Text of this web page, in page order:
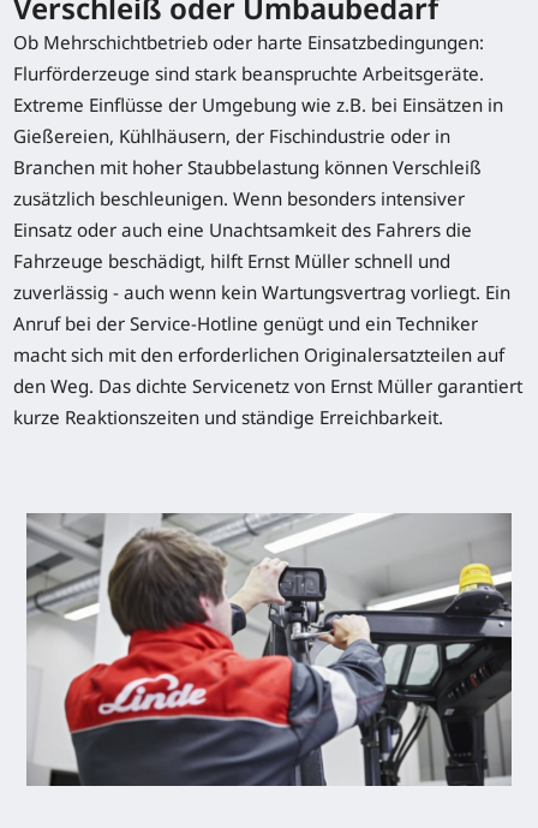
Ob Mehrschichtbetrieb oder harte Einsatzbedingungen:
Flurförderzeuge sind stark beanspruchte Arbeitsgeräte.
Extreme Einflüsse der Umgebung wie z.B. bei Einsätzen in
Gießereien, Kühlhäusern, der Fischindustrie oder in
Branchen mit hoher Staubbelastung können Verschleiß
zusätzlich beschleunigen. Wenn besonders intensiver
Einsatz oder auch eine Unachtsamkeit des Fahrers die
Fahrzeuge beschädigt, hilft Ernst Müller schnell und
zuverlässig - auch wenn kein Wartungsvertrag vorliegt. Ein
Anruf bei der Service-Hotline genügt und ein Techniker
macht sich mit den erforderlichen Originalersatzteilen auf
den Weg. Das dichte Servicenetz von Ernst Müller garantiert
kurze Reaktionszeiten und ständige Erreichbarkeit.